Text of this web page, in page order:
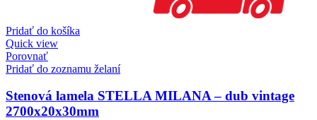
Pridať do košíka
Quick view
Porovnať
Pridať do zoznamu želaní
Stenová lamela STELLA MILANA – dub vintage
2700x20x30mm